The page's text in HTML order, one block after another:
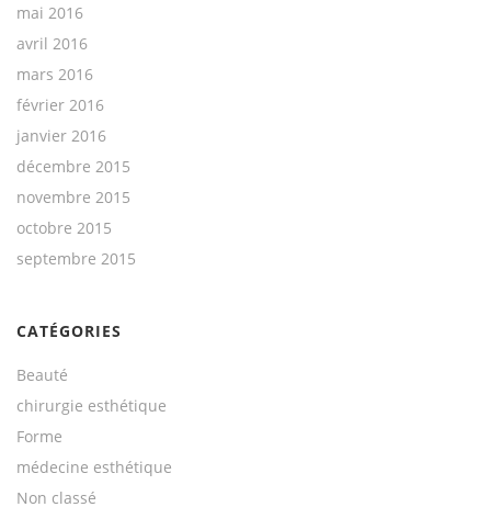
mai 2016
avril 2016
mars 2016
février 2016
janvier 2016
décembre 2015
novembre 2015
octobre 2015
septembre 2015
CATÉGORIES
Beauté
chirurgie esthétique
Forme
médecine esthétique
Non classé